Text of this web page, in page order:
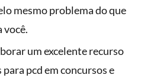
mesmo problema do que
você.
um excelente recurso
pcd em concursos e